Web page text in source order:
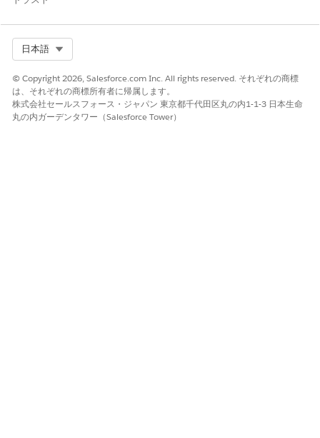
日本語
© Copyright 2026, Salesforce.com Inc. All rights reserved. それぞれの商標
は、それぞれの商標所有者に帰属します。
株式会社セールスフォース・ジャパン 東京都千代田区丸の内1-1-3 日本生命
丸の内ガーデンタワー（Salesforce Tower）